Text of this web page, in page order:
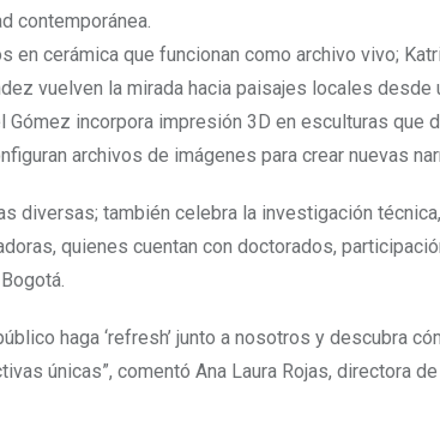
contemporánea.
en cerámica que funcionan como archivo vivo;
vuelven la mirada hacia paisajes locales desde
incorpora impresión 3D en esculturas que
archivos de imágenes para crear nuevas
diversas; también celebra la investigación
quienes cuentan con doctorados,
haga ‘refresh’ junto a nosotros y descubra
únicas”, comentó Ana Laura Rojas, directora